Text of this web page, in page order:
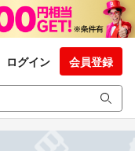
ログイン 会員登録